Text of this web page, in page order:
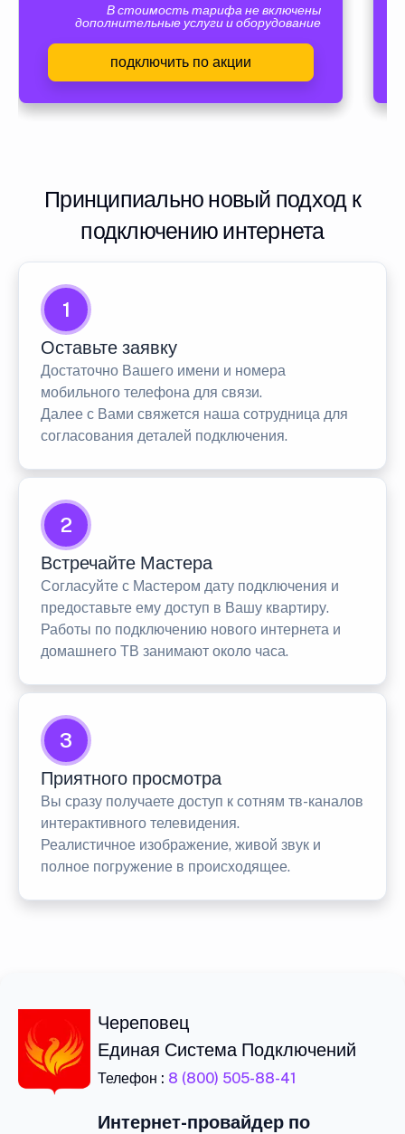
В стоимость тарифа не включены
дополнительные услуги и оборудование
подключить по акции
Принципиально новый подход к
подключению интернета
1
Оставьте заявку
Достаточно Вашего имени и номера
мобильного телефона для связи.
Далее с Вами свяжется наша сотрудница для
согласования деталей подключения.
2
Встречайте Мастера
Согласуйте с Мастером дату подключения и
предоставьте ему доступ в Вашу квартиру.
Работы по подключению нового интернета и
домашнего ТВ занимают около часа.
3
Приятного просмотра
Вы сразу получаете доступ к сотням тв-каналов
интерактивного телевидения.
Реалистичное изображение, живой звук и
полное погружение в происходящее.
Череповец
Единая Система Подключений
Телефон : 8 (800) 505-88-41
Интернет-провайдер по